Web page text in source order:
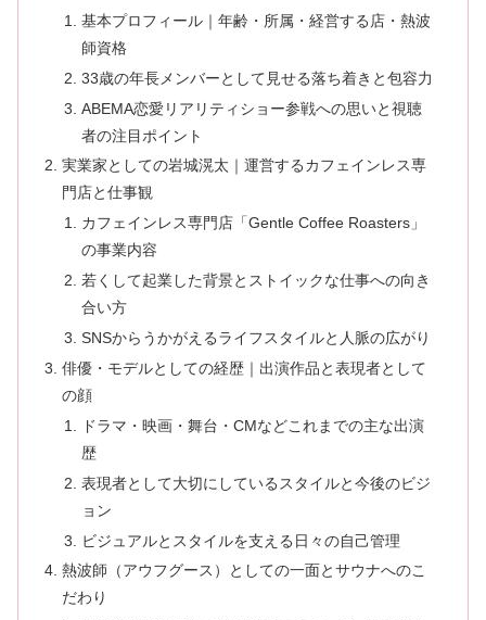
基本プロフィール｜年齢・所属・経営する店・熱波
師資格
33歳の年長メンバーとして見せる落ち着きと包容力
ABEMA恋愛リアリティショー参戦への思いと視聴
者の注目ポイント
実業家としての岩城滉太｜運営するカフェインレス専
門店と仕事観
カフェインレス専門店「Gentle Coffee Roasters」
の事業内容
若くして起業した背景とストイックな仕事への向き
合い方
SNSからうかがえるライフスタイルと人脈の広がり
俳優・モデルとしての経歴｜出演作品と表現者として
の顔
ドラマ・映画・舞台・CMなどこれまでの主な出演
歴
表現者として大切にしているスタイルと今後のビジ
ョン
ビジュアルとスタイルを支える日々の自己管理
熱波師（アウフグース）としての一面とサウナへのこ
だわり